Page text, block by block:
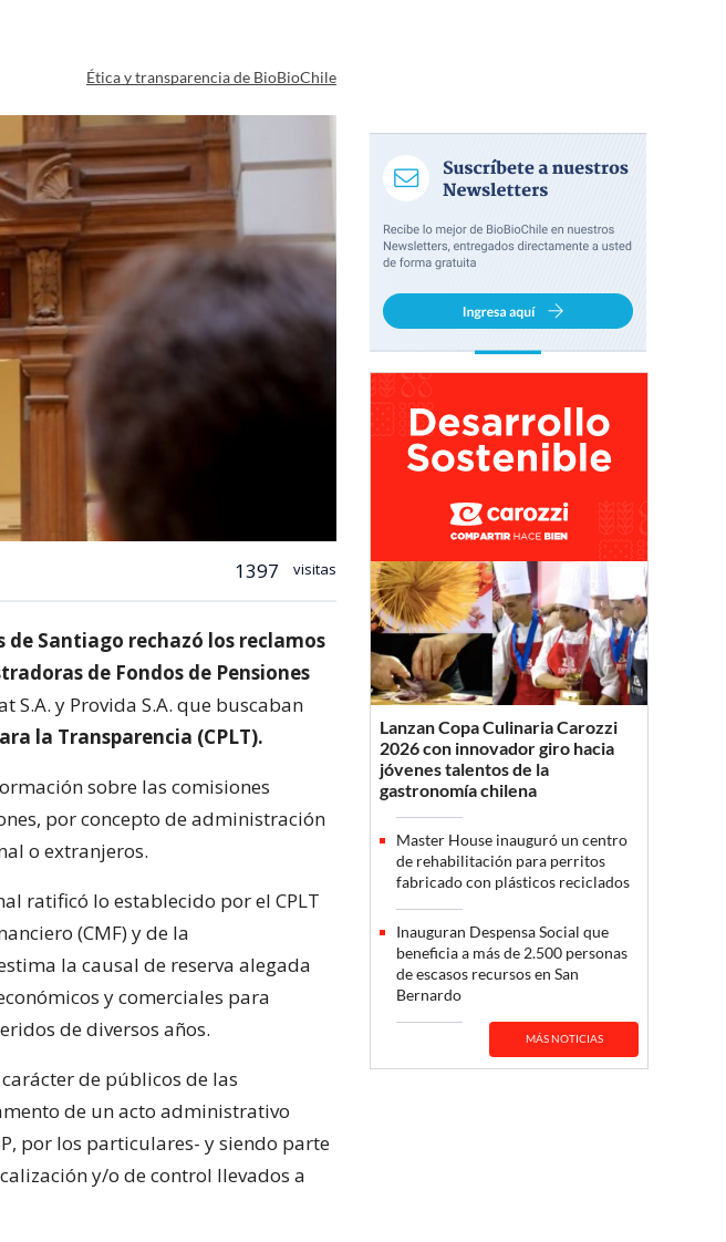
Ética y transparencia de BioBioChile
1397 visitas
de Santiago rechazó los reclamos
de Fondos de Pensiones
S.A. y Provida S.A. que buscaban
la Transparencia (CPLT).
sobre las comisiones
por concepto de administración
o extranjeros.
ratificó lo establecido por el CPLT
(CMF) y de la
la causal de reserva alegada
y comerciales para
de diversos años.
de públicos de las
de un acto administrativo
por los particulares- y siendo parte
y/o de control llevados a
Lanzan Copa Culinaria Carozzi
2026 con innovador giro hacia
jóvenes talentos de la
gastronomía chilena
Master House inauguró un centro
de rehabilitación para perritos
fabricado con plásticos reciclados
Inauguran Despensa Social que
beneficia a más de 2.500 personas
de escasos recursos en San
Bernardo
MÁS NOTICIAS